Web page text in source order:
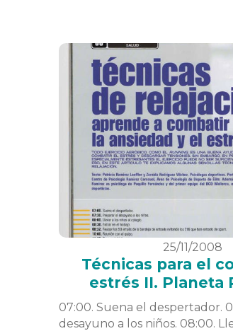
25/11/2008
Técnicas para el
estrés II. Planeta
07:00. Suena el despertador.
desayuno a los niños. 08:00.